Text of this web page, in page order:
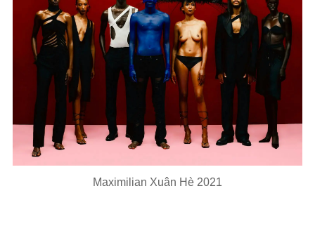
Maximilian Xuân Hè 2021